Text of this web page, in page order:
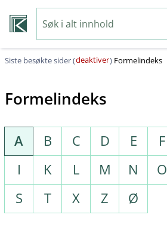
Siste besøkte sider (deaktiver) Formelindeks
Formelindeks
A B C D E F
I
K L M N O
S
T X Z Ø